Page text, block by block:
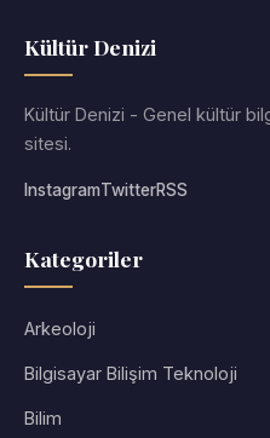
Kültür Denizi
Kültür Denizi - Genel kültür
sitesi.
InstagramTwitterRSS
Kategoriler
Arkeoloji
Bilgisayar Bilişim Teknoloji
Bilim